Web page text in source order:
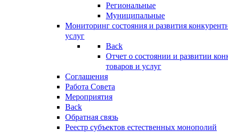
Региональные
Муниципальные
Мониторинг состояния и развития
услуг
Back
Отчет о состоянии и развитии
товаров и услуг
Соглашения
Работа Совета
Мероприятия
Back
Обратная связь
Реестр субъектов естественных монополий